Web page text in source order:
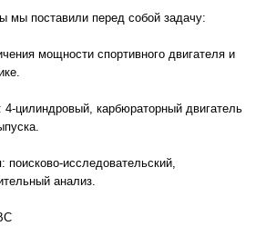
мы поставили перед собой задачу:
мощности спортивного двигателя и
цилиндровый, карбюраторный двигатель
исследовательский,
анализ.